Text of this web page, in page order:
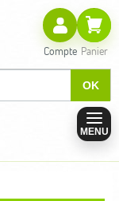
OK
Compte Panier
MENU